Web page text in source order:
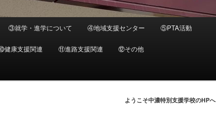
③就学・進学について ④地域支援センター ⑤PTA活動
健康支援関連 ⑪進路支援関連 ⑫その他
ようこそ中濃特別支援学校のHPへ